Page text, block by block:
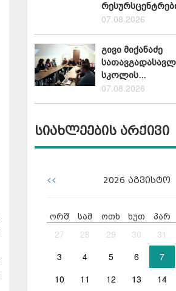
07.08.2026
გივი მიქანაძე
სკოლის...
07.08.2026
სიახლეების არქივი
<< 2026 აგვისტო
ორშ სამ ოთხ ხუთ პარ
27 28 29 30 31
3
4 5 6 7
10
11 12 13 14